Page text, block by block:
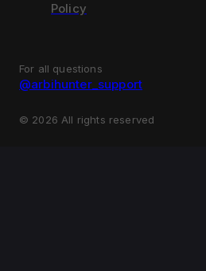
Policy
For all questions
@arbihunter_support
© 2026 All rights reserved